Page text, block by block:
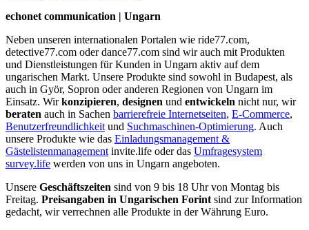
echonet communication | Ungarn
Neben unseren internationalen Portalen wie ride77.com,
detective77.com oder dance77.com sind wir auch mit Produkten
und Dienstleistungen für Kunden in Ungarn aktiv auf dem
ungarischen Markt. Unsere Produkte sind sowohl in Budapest, als
auch in Györ, Sopron oder anderen Regionen von Ungarn im
Einsatz. Wirkonzipieren, designen und entwickeln nicht nur, wir
beraten auch in Sachen barrierefreie Internetseiten, E-Commerce,
Benutzerfreundlichkeit und Suchmaschinen-Optimierung. Auch
unsere Produkte wie das Einladungsmanagement &
Gästelistenmanagement invite.life oder das Umfragesystem
survey.life werden von uns in Ungarn angeboten.
Unsere Geschäftszeiten sind von 9 bis 18 Uhr von Montag bis
Freitag. Preisangaben in Ungarischen Forint sind zur Information
gedacht, wir verrechnen alle Produkte in der Währung Euro.